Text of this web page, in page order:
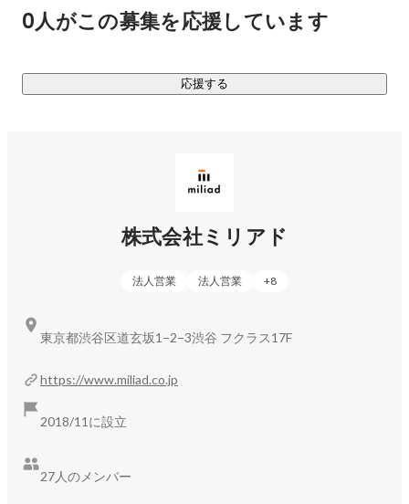
https://best100.v-tsushin.jp/about/
コミュニケーションデザイン部 GM
0人がこの募集を応援しています
応援する
株式会社ミリアド
法人営業 法人営業 +8
https://www.miliad.co.jp
2018/11に設立
27人のメンバー
東京都渋谷区道玄坂1−2−3渋谷 フクラス17F